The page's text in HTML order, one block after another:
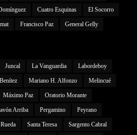
Cuatro Esquinas El Socorro
Francisco Paz General Gelly
Juncal La Vanguardia Labordeboy
Mariano H. Alfonzo Melincué
Máximo Paz Oratorio Morante
Arriba Pergamino Peyrano
Rueda Santa Teresa Sargento Cabral